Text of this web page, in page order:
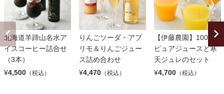
北海道羊蹄山名水ア
イスコーヒー詰合せ
（3本）
¥4,500 （税込）
りんごソーダ・アプ
リモ＆りんごジュー
ス詰め合わせ
¥4,470 （税込）
【伊藤農園】100％
ピュアジュースと寒
天ジュレのセット
¥4,700 （税込）